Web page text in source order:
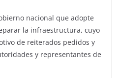
nacional que adopte
la infraestructura, cuyo
de reiterados pedidos y
y representantes de